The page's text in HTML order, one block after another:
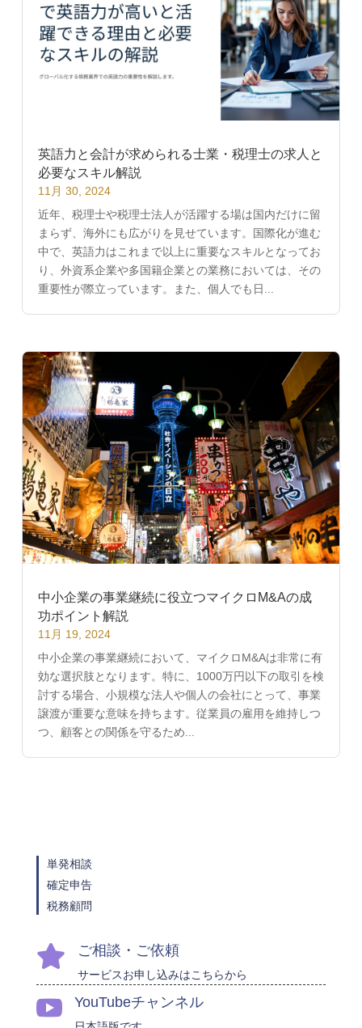
英語力と会計が求められる士業・税理士の求人と
必要なスキル解説
11月 30, 2024
近年、税理士や税理士法人が活躍する場は国内だけに留
まらず、海外にも広がりを見せています。国際化が進む
中で、英語力はこれまで以上に重要なスキルとなってお
り、外資系企業や多国籍企業との業務においては、その
重要性が際立っています。また、個人でも日...
中小企業の事業継続に役立つマイクロM&Aの成
功ポイント解説
11月 19, 2024
中小企業の事業継続において、マイクロM&Aは非常に有
効な選択肢となります。特に、1000万円以下の取引を検
討する場合、小規模な法人や個人の会社にとって、事業
譲渡が重要な意味を持ちます。従業員の雇用を維持しつ
つ、顧客との関係を守るため...
単発相談
確定申告
税務顧問
 ご相談・ご依頼
サービスお申し込みはこちらから
 YouTubeチャンネル